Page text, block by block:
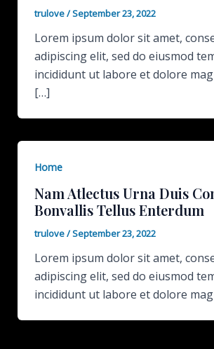
trulove/September 23, 2022
Lorem ipsum dolor sit amet,
adipiscing elit, sed do eiusmod
incididunt ut labore et dolore
[…]
Home
Nam Atlectus Urna Duis
Bonvallis Tellus Enterdum
trulove/September 23, 2022
Lorem ipsum dolor sit amet,
adipiscing elit, sed do eiusmod
incididunt ut labore et dolore